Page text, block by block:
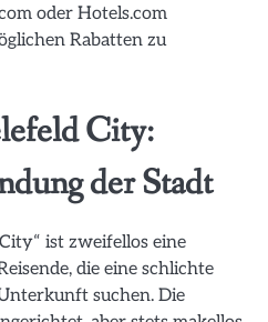
oder Hotels.com
Rabatten zu
City:
der Stadt
ist zweifellos eine
die eine schlichte
suchen. Die